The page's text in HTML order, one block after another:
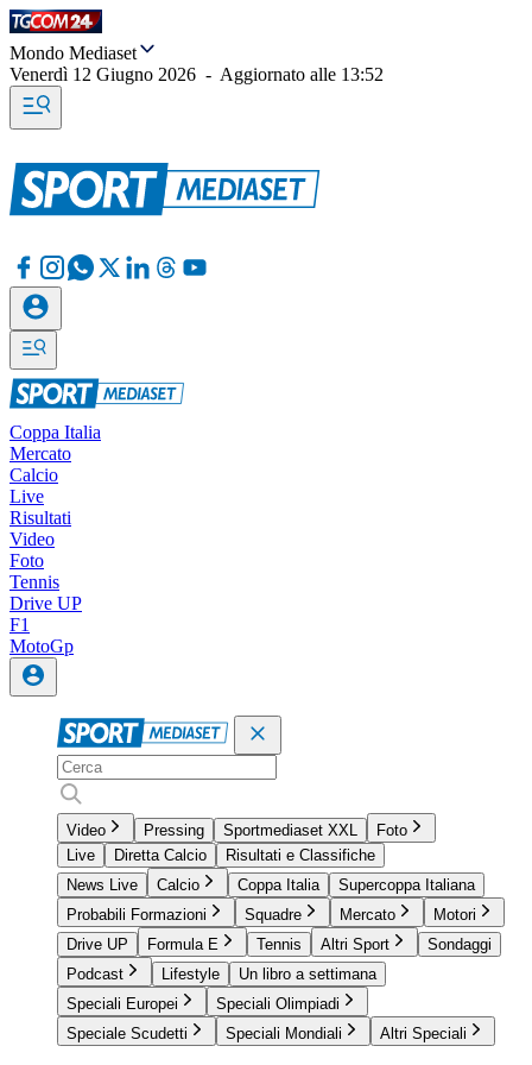
Mondo Mediaset
Venerdì 12 Giugno 2026 - Aggiornato alle 13:52
Coppa Italia
Mercato
Calcio
Live
Risultati
Video
Foto
Tennis
Drive UP
F1
MotoGp
Video Pressing Sportmediaset XXL
Foto
Live
Diretta Calcio
Risultati e Classifiche
News Live
Calcio Coppa Italia
Supercoppa Italiana
Probabili Formazioni
Squadre Mercato
Motori
Drive UP
Formula E Tennis Altri Sport
Sondaggi
Podcast
Lifestyle
Un libro a settimana
Speciali Europei
Speciali Olimpiadi
Speciale Scudetti
Speciali Mondiali Altri Speciali